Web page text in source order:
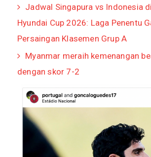
Jadwal Singapura vs Indonesia
Hyundai Cup 2026: Laga Penentu
Persaingan Klasemen Grup A
Myanmar meraih kemenangan
dengan skor 7-2